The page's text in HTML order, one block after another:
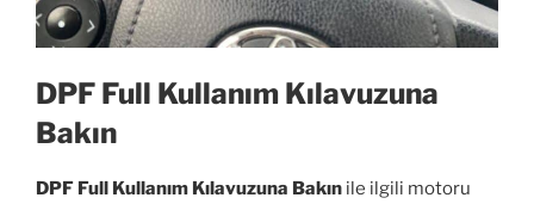
DPF Full Kullanım Kılavuzuna
Bakın
DPF Full Kullanım Kılavuzuna Bakın ile ilgili motoru